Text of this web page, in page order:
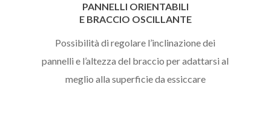
PANNELLI ORIENTABILI
E BRACCIO OSCILLANTE
Possibilità di regolare l’inclinazione dei
pannelli e l’altezza del braccio per adattarsi al
meglio alla superficie da essiccare